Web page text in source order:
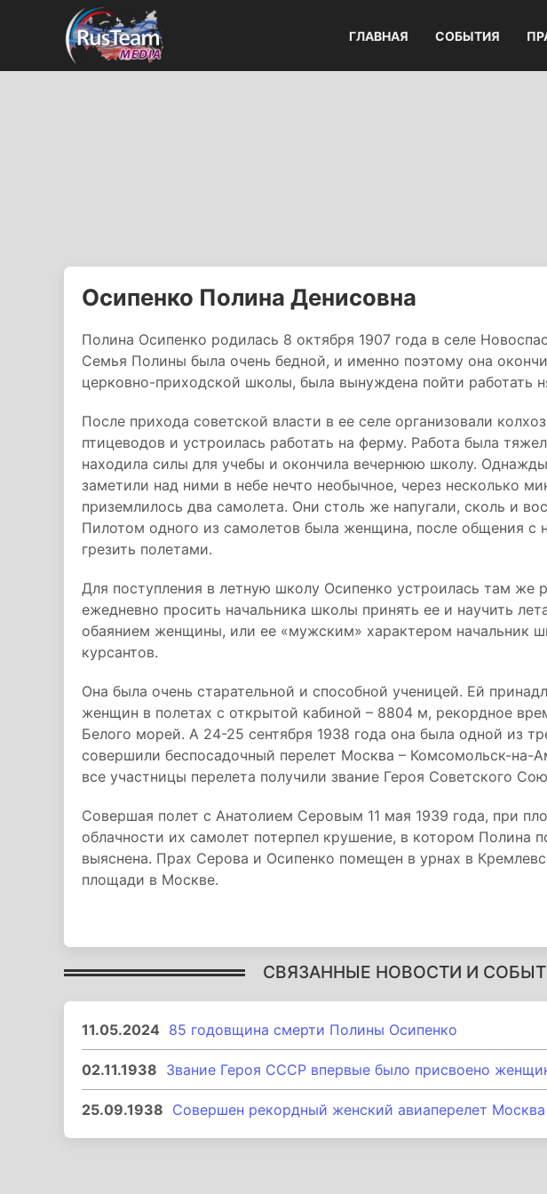
ГЛАВНАЯ СОБЫТИЯ
Осипенко Полина Денисовна
Полина Осипенко родилась 8 октября 1907 года в селе
Семья Полины была очень бедной, и именно поэтому она
церковно-приходской школы, была вынуждена пойти работать
После прихода советской власти в ее селе организовали
птицеводов и устроилась работать на ферму. Работа была
находила силы для учебы и окончила вечернюю школу.
заметили над ними в небе нечто необычное, через несколько
приземлилось два самолета. Они столь же напугали, сколь и
Пилотом одного из самолетов была женщина, после общения с
грезить полетами.
Для поступления в летную школу Осипенко устроилась там же
ежедневно просить начальника школы принять ее и научить
обаянием женщины, или ее «мужским» характером начальник
курсантов.
Она была очень старательной и способной ученицей. Ей
женщин в полетах с открытой кабиной – 8804 м, рекордное
Белого морей. А 24-25 сентября 1938 года она была одной из
совершили беспосадочный перелет Москва – Комсомольск-на-
все участницы перелета получили звание Героя Советского
Совершая полет с Анатолием Серовым 11 мая 1939 года, при
облачности их самолет потерпел крушение, в котором Полина
выяснена. Прах Серова и Осипенко помещен в урнах в
площади в Москве.
СВЯЗАННЫЕ НОВОСТИ И
11.05.2024 85 годовщина смерти Полины Осипенко
02.11.1938 Звание Героя СССР впервые было присвоено
25.09.1938 Совершен рекордный женский авиаперелет